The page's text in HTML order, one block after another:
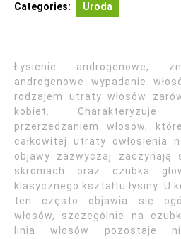
Categories: Uroda
Łysienie androgenowe,
androgenowe wypadanie
rodzajem utraty włosów
kobiet. Charakteryzuje
przerzedzaniem włosów,
całkowitej utraty owłosienia
objawy zazwyczaj zaczynają
skroniach oraz czubka
klasycznego kształtu łysiny. U
ten często objawia się
włosów, szczególnie na
linia włosów pozostaje